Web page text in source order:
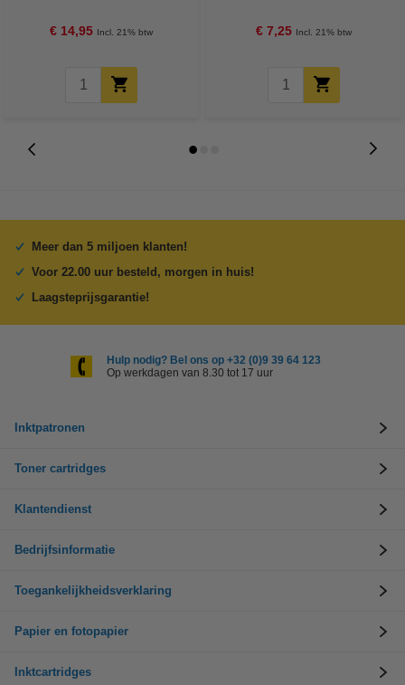
€ 14,95 Incl. 21% btw € 7,25 Incl. 21% btw
Meer dan 5 miljoen klanten!
Voor 22.00 uur besteld, morgen in huis!
Laagsteprijsgarantie!
Hulp nodig? Bel ons op +32 (0)9 39 64 123
Op werkdagen van 8.30 tot 17 uur
Inktpatronen
Toner cartridges
Klantendienst
Bedrijfsinformatie
Toegankelijkheidsverklaring
Papier en fotopapier
Inktcartridges